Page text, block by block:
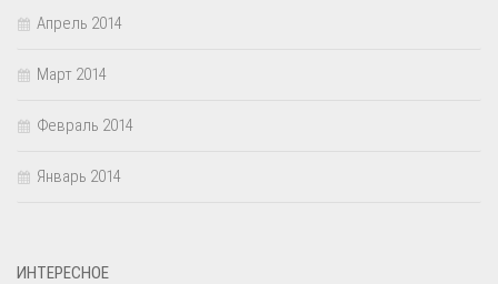
Апрель 2014
Март 2014
Февраль 2014
Январь 2014
ИНТЕРЕСНОЕ